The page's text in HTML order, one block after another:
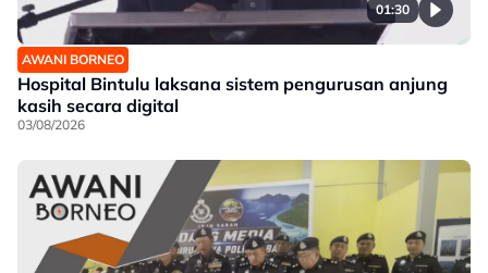
01:30
AWANI BORNEO
Hospital Bintulu laksana sistem pengurusan anjung
kasih secara digital
03/08/2026